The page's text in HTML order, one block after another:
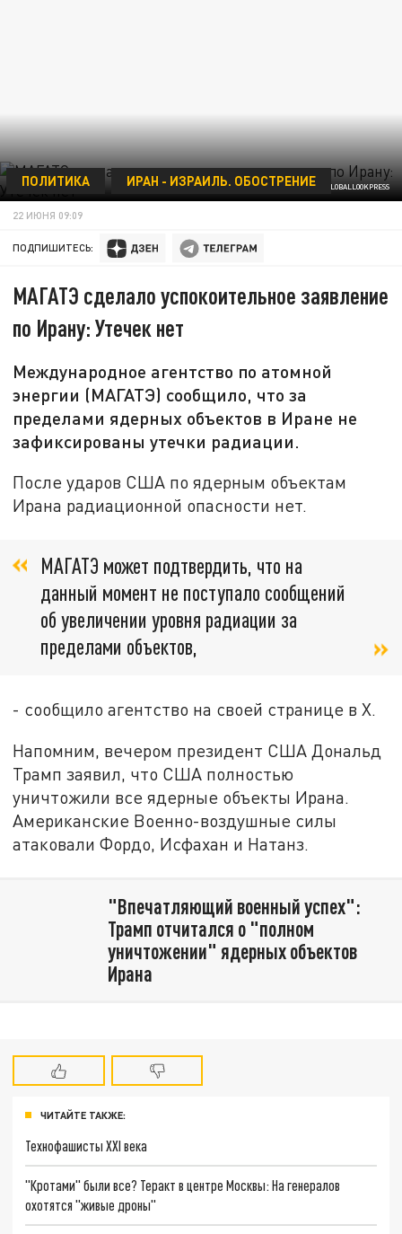
ФОТО: LIU XINYU/XINHUA/GLOBALLOOKPRESS
ПОЛИТИКА ИРАН - ИЗРАИЛЬ. ОБОСТРЕНИЕ
22 ИЮНЯ 09:09
ПОДПИШИТЕСЬ:
МАГАТЭ сделало успокоительное заявление
по Ирану: Утечек нет
Международное агентство по атомной
энергии (МАГАТЭ) сообщило, что за
пределами ядерных объектов в Иране не
зафиксированы утечки радиации.
После ударов США по ядерным объектам
Ирана радиационной опасности нет.
МАГАТЭ может подтвердить, что на
данный момент не поступало сообщений
об увеличении уровня радиации за
пределами объектов,
- сообщило агентство на своей странице в X.
Напомним, вечером президент США Дональд
Трамп заявил, что США полностью
уничтожили все ядерные объекты Ирана.
Американские Военно-воздушные силы
атаковали Фордо, Исфахан и Натанз.
"Впечатляющий военный успех":
Трамп отчитался о "полном
уничтожении" ядерных объектов
Ирана
ЧИТАЙТЕ ТАКЖЕ:
Технофашисты XXI века
"Кротами" были все? Теракт в центре Москвы: На генералов
охотятся "живые дроны"